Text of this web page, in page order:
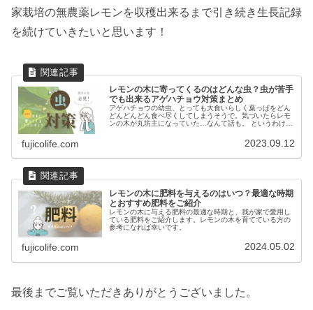
家栽培の無農薬レモンを収穫出来るまで引き続き生長記録
を続けていきたいと思います！
レモンの木に寄ってくるのはどんな虫？虫が苦手
でも出来るアゲハチョウ対策まとめ
アゲハチョウの幼虫、とっても大食いらしく葉っぱをどん
どんどんどん食べ尽くしてしまうそうで。気づいたらレモ
ンの木が丸坊主になっていた…なんて話も。 というわけ
fujicolife.com 2023.09.12
レモンの木に肥料を与えるのはいつ？最適な時期
とおすすめ肥料をご紹介
レモンの木に与える肥料の最適な時期と、我が家で愛用し
ている肥料をご紹介します。レモンの木を育てている方の
参考になれば幸いです。
fujicolife.com 2024.05.02
最後までご覧いただきありがとうございました。